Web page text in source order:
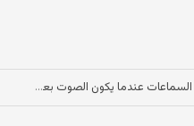
طريقة توضيح المايك عند استخدام السماعات عندما يكون الصوت بعيد وقت المكالمات